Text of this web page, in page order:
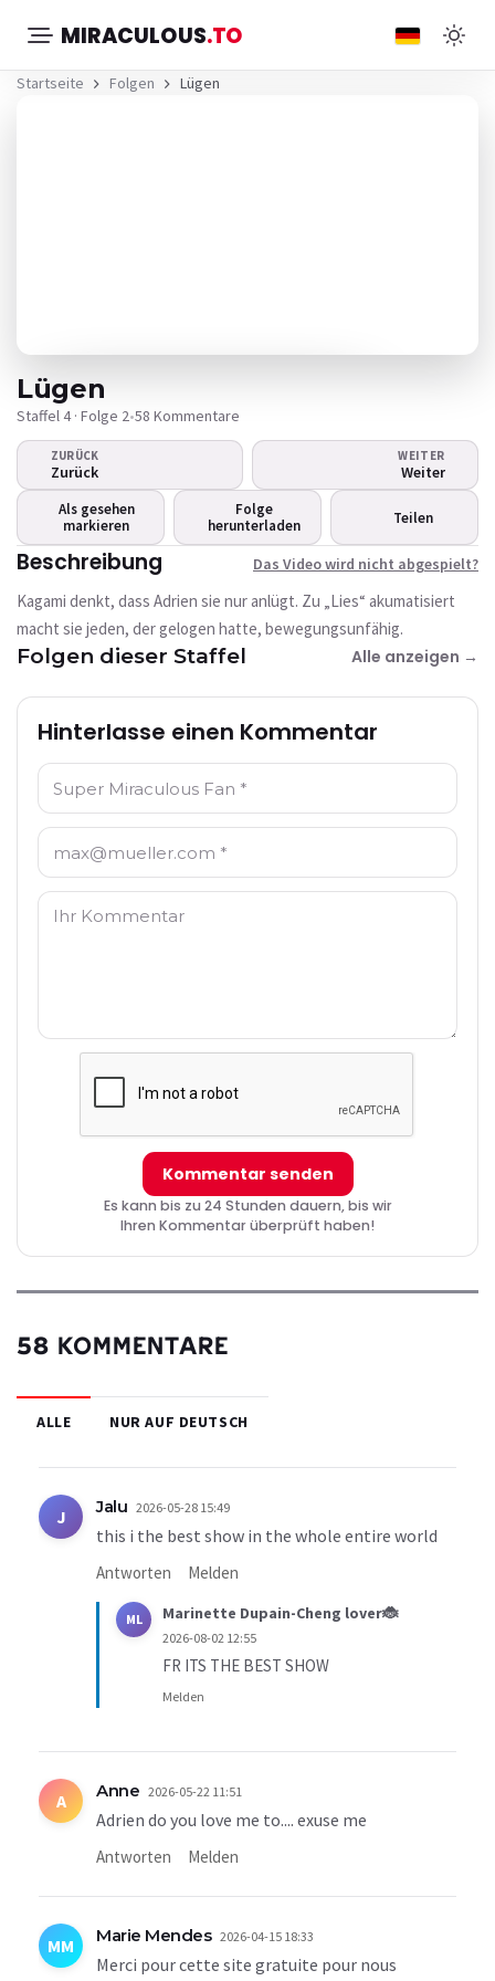
MIRACULOUS.TO
Startseite Folgen Lügen
abgespielt?
Dieses Video ist derzeit nicht verfügbar
Erneut versuchen
Lügen
Staffel 4 · Folge 2•58 Kommentare
ZURÜCK
Zurück
WEITER
Weiter
Als gesehen
markieren
Folge
herunterladen
Teilen
Beschreibung Das Video wird nicht abgespielt?
Kagami denkt, dass Adrien sie nur anlügt. Zu „Lies“ akumatisiert
macht sie jeden, der gelogen hatte, bewegungsunfähig.
Folgen dieser Staffel Alle anzeigen →
Hinterlasse einen Kommentar
Name: *
E-Mail: *
Kommentar: *
Kommentar senden
Es kann bis zu 24 Stunden dauern, bis wir
Ihren Kommentar überprüft haben!
58 KOMMENTARE
ALLE NUR AUF DEUTSCH
J Jalu 2026-05-28 15:49
this i the best show in the whole entire world
Antworten Melden
ML Marinette Dupain-Cheng lover🐞
2026-08-02 12:55
FR ITS THE BEST SHOW
Melden
A Anne 2026-05-22 11:51
Adrien do you love me to.... exuse me
Antworten Melden
MM Marie Mendes 2026-04-15 18:33
Merci pour cette site gratuite pour nous